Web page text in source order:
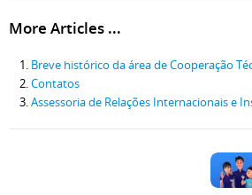
More Articles ...
Breve histórico da área de Cooperação
Contatos
Assessoria de Relações Internacionais e